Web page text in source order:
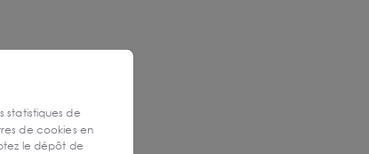
statistiques de
de cookies en
le dépôt de